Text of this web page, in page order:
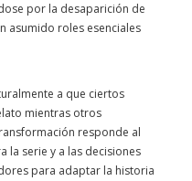
por la desaparición de
asumido roles esenciales
a que ciertos
mientras otros
responde al
la serie y a las decisiones
para adaptar la historia